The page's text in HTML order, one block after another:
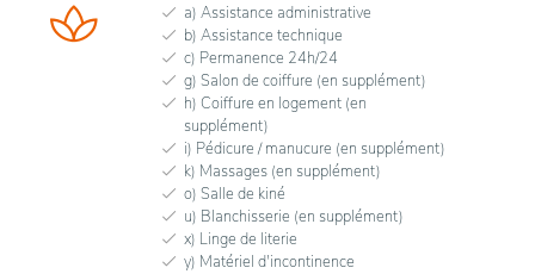
a) Assistance administrative
b) Assistance technique
c) Permanence 24h/24
g) Salon de coiffure (en supplément)
h) Coiffure en logement (en
supplément)
i) Pédicure / manucure (en supplément)
k) Massages (en supplément)
o) Salle de kiné
u) Blanchisserie (en supplément)
x) Linge de literie
y) Matériel d'incontinence